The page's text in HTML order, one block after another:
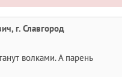
г. Славгород
волками. А парень